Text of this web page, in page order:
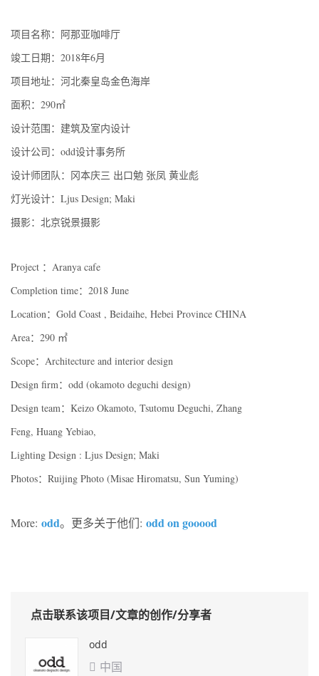
项目名称：阿那亚咖啡厅
竣工日期：2018年6月
项目地址：河北秦皇岛金色海岸
面积：290㎡
设计范围：建筑及室内设计
设计公司：odd设计事务所
设计师团队：冈本庆三 出口勉 张凤 黄业彪
灯光设计：Ljus Design; Maki
摄影：北京锐景摄影
Project ：Aranya cafe
Completion time：2018 June
Location：Gold Coast , Beidaihe, Hebei Province CHINA
Area：290 ㎡
Scope：Architecture and interior design
Design firm：odd (okamoto deguchi design)
Design team：Keizo Okamoto, Tsutomu Deguchi, Zhang
Feng, Huang Yebiao,
Lighting Design : Ljus Design; Maki
Photos：Ruijing Photo (Misae Hiromatsu, Sun Yuming)
More: odd。更多关于他们: odd on gooood
点击联系该项目/文章的创作/分享者
odd
 中国